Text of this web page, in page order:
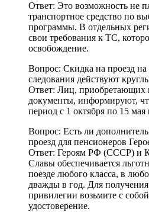
Ответ: Это возможность не
транспортное средство по
программы. В отдельных
свои требования к ТС,
освобождение.
Вопрос: Скидка на проезд на
следования действуют
Ответ: Лиц, приобретающих
документы, информируют,
период с 1 октября по 15 мая
Вопрос: Есть ли
проезд для пенсионеров
Ответ: Героям РФ (СССР) и
Славы обеспечивается
поезде любого класса, в
дважды в год. Для
привилегии возьмите с
удостоверение.